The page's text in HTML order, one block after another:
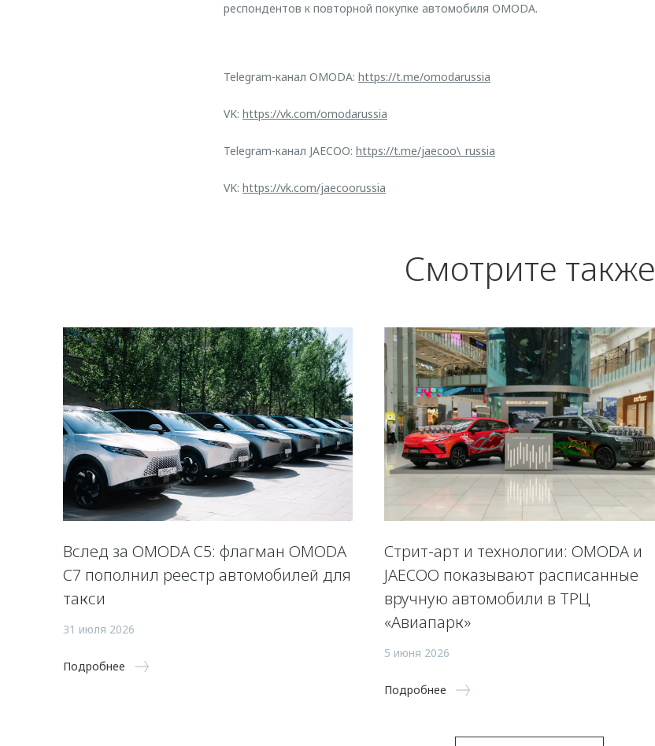
респондентов к повторной покупке автомобиля OMODA.
Telegram-канал OMODA: https://t.me/omodarussia
VK: https://vk.com/omodarussia
Telegram-канал JAECOO: https://t.me/jaecoo\_russia
VK: https://vk.com/jaecoorussia
Смотрите также
Вслед за OMODA C5: флагман OMODA
C7 пополнил реестр автомобилей для
такси
31 июля 2026
Подробнее
Стрит-арт и технологии: OMODA и
JAECOO показывают расписанные
вручную автомобили в ТРЦ
«Авиапарк»
5 июня 2026
Подробнее